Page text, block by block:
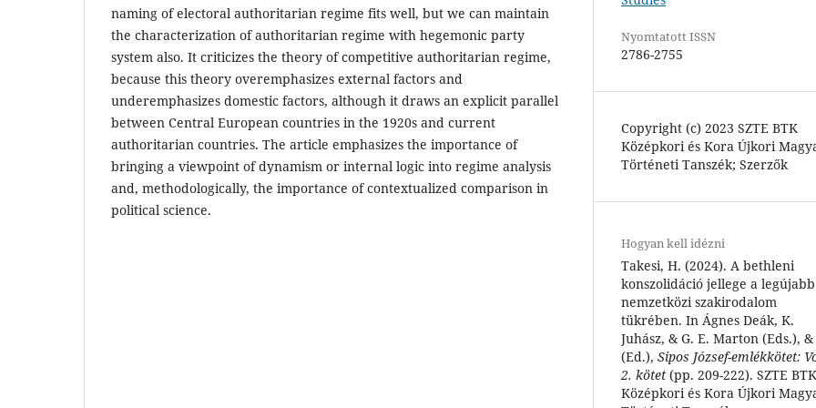
naming of electoral authoritarian regime fits well, but we can maintain
the characterization of authoritarian regime with hegemonic party
system also. It criticizes the theory of competitive authoritarian regime,
because this theory overemphasizes external factors and
underemphasizes domestic factors, although it draws an explicit parallel
between Central European countries in the 1920s and current
authoritarian countries. The article emphasizes the importance of
bringing a viewpoint of dynamism or internal logic into regime analysis
and, methodologically, the importance of contextualized comparison in
political science.
Nyomtatott ISSN
2786-2755
Copyright (c) 2023 SZTE BTK
Középkori és Kora Újkori
Történeti Tanszék; Szerzők
Hogyan kell idézni
Takesi, H. (2024). A bethleni
konszolidáció jellege a legújabb
nemzetközi szakirodalom
tükrében. In Ágnes Deák, K.
Juhász, & G. E. Marton (Eds.), &
(Ed.), Sipos József-emlékkötet:
2. kötet (pp. 209-222). SZTE BTK
Középkori és Kora Újkori